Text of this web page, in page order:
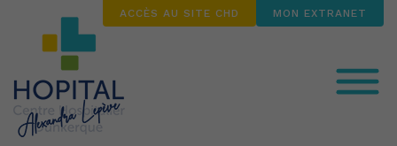
ACCÈS AU SITE CHD MON EXTRANET